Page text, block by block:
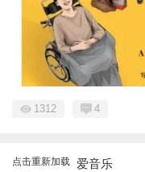
1312 4
点击重新加载 爱音乐